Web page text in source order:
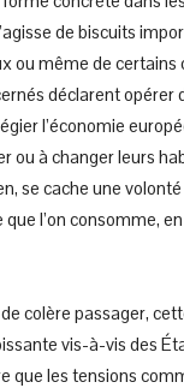
de biscuits
ou même de certains
déclarent opérer
l’économie
ou à changer leurs
se cache une
l’on consomme,
colère passager,
vis-à-vis des
que les tensions